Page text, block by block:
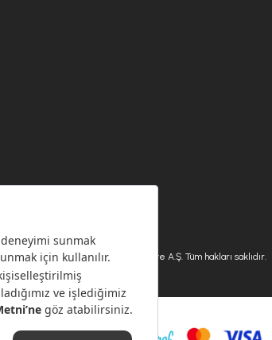
Karaca.com © 2026 - Karaca Züccaciye A.Ş. Tüm hakları saklıdır.